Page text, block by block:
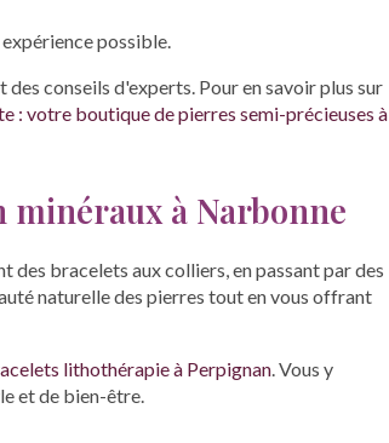
possible.
conseils d'experts. Pour en savoir plus sur
: votre boutique de pierres semi-précieuses à
à Narbonne
des bracelets aux colliers, en passant par des
naturelle des pierres tout en vous offrant
lithothérapie à Perpignan. Vous y
et de bien-être.